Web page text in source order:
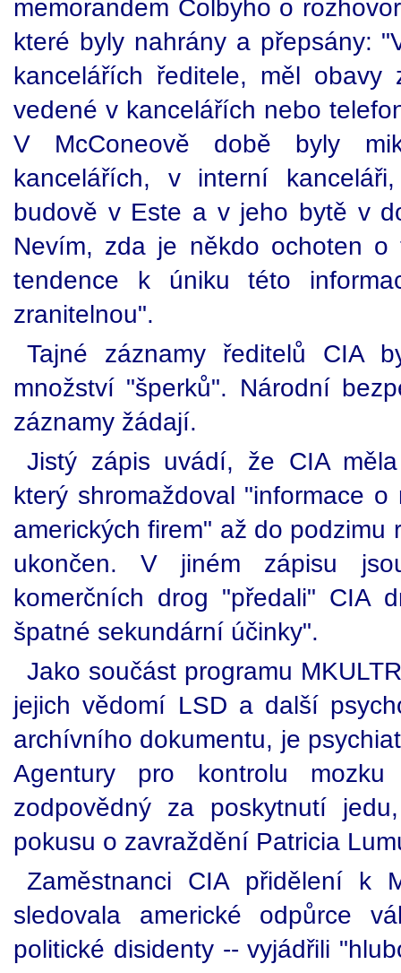
memorandem Colbyho o
které byly nahrány a přepsány:
kancelářích ředitele, měl
vedené v kancelářích nebo
V McConeově době byly
kancelářích, v interní
budově v Este a v jeho bytě v
Nevím, zda je někdo ochoten o
tendence k úniku této
zranitelnou".
Tajné záznamy ředitelů CIA
množství "šperků". Národní
záznamy žádají.
Jistý zápis uvádí, že CIA
který shromaždoval "informace
amerických firem" až do podzimu
ukončen. V jiném zápisu
komerčních drog "předali" CIA
špatné sekundární účinky".
Jako součást programu
jejich vědomí LSD a další
archívního dokumentu, je
Agentury pro kontrolu
zodpovědný za poskytnutí
pokusu o zavraždění Patricia
Zaměstnanci CIA přidělení k
sledovala americké odpůrce
politické disidenty -- vyjádřili